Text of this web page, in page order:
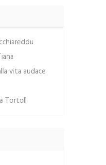
vita audace
Tortolì